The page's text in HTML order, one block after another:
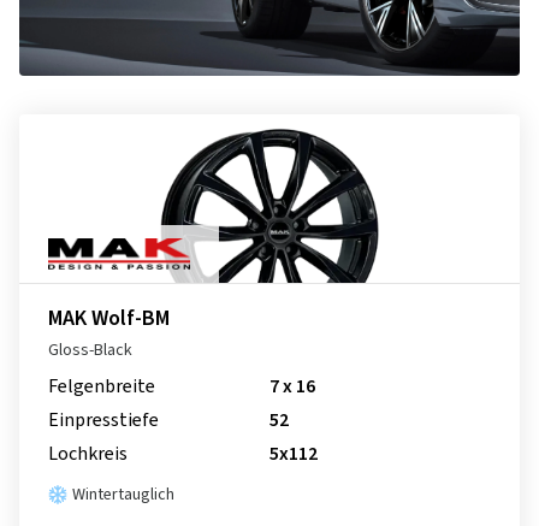
MAK Wolf-BM
Gloss-Black
Felgenbreite
7 x 16
Einpresstiefe
52
Lochkreis
5x112
Wintertauglich